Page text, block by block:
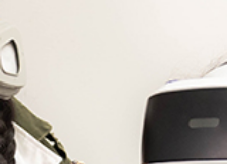
In dieser Folge ist der honduranische
Schriftsteller und Poet Bernardo Castillo zu
Gast. Er erzählt von seiner schweren
Kindheit, seinen Migrationserfahrungen und
davon, wie er heute in der Schweiz auf
seine Aufenthaltsgenehmigung wartet. In
der zweiten Stunde sprechen Giovanna,
Angela & Sandra über den 8. März und das
Feminismus-Thema – eine kritische Sicht